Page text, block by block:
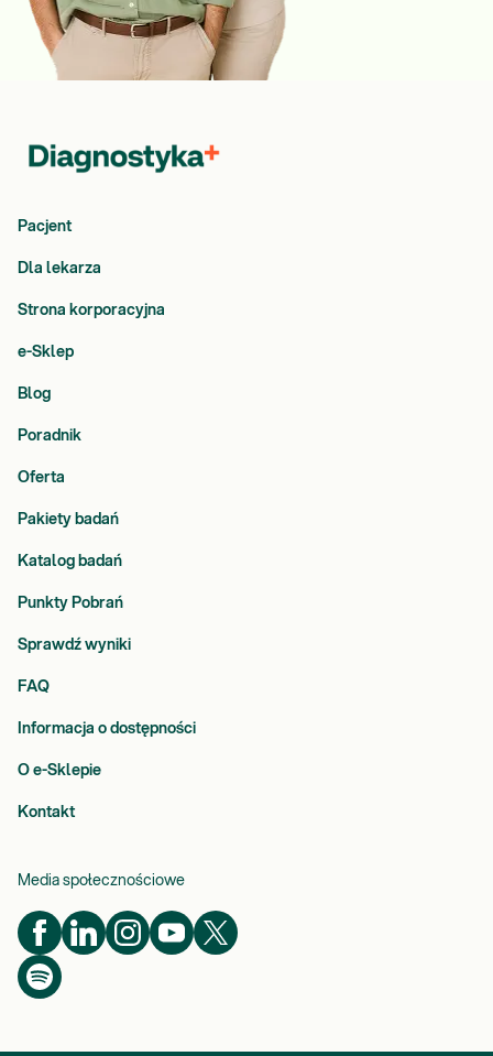
Pacjent
Dla lekarza
Strona korporacyjna
e-Sklep
Blog
Poradnik
Oferta
Pakiety badań
Katalog badań
Punkty Pobrań
Sprawdź wyniki
FAQ
Informacja o dostępności
O e-Sklepie
Kontakt
Media społecznościowe